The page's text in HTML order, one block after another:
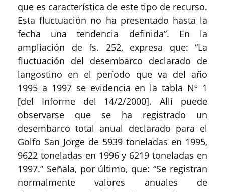
que es característica de este tipo de recurso.
Esta fluctuación no ha presentado hasta la
fecha una tendencia definida”. En la
ampliación de fs. 252, expresa que: “La
fluctuación del desembarco declarado de
langostino en el período que va del año
1995 a 1997 se evidencia en la tabla Nº 1
[del Informe del 14/2/2000]. Allí puede
observarse que se ha registrado un
desembarco total anual declarado para el
Golfo San Jorge de 5939 toneladas en 1995,
9622 toneladas en 1996 y 6219 toneladas en
1997.” Señala, por último, que: “Se registran
normalmente valores anuales de